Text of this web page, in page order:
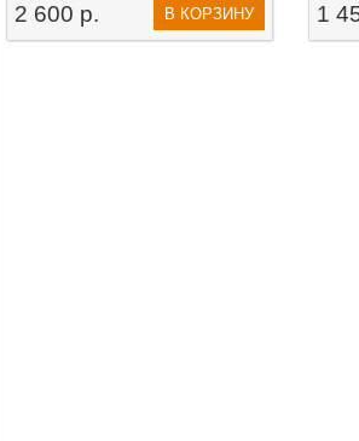
2 600 р. В КОРЗИНУ 1